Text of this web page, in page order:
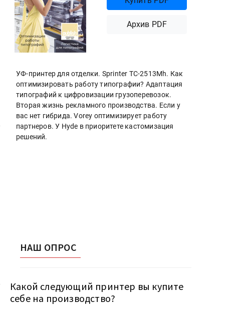
Архив PDF
УФ-принтер для отделки. Sprinter ТС-2513Mh. Как
оптимизировать работу типографии? Адаптация
типографий к цифровизации грузоперевозок.
Вторая жизнь рекламного производства. Если у
вас нет гибрида. Vorey оптимизирует работу
партнеров. У Hyde в приоритете кастомизация
решений.
НАШ ОПРОС
Какой следующий принтер вы купите
себе на производство?